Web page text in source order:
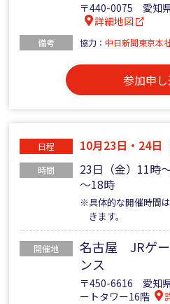
〒440-0075 愛知
詳細地図
備考 協力： 中日新聞東京本
参加申
日程 10月23日・24日
時間
23日（金）11時
～18時
※具体的な開催時間
きます。
開催地
名古屋 JRゲー
ンス
〒450-6616 愛知
ートタワー16階